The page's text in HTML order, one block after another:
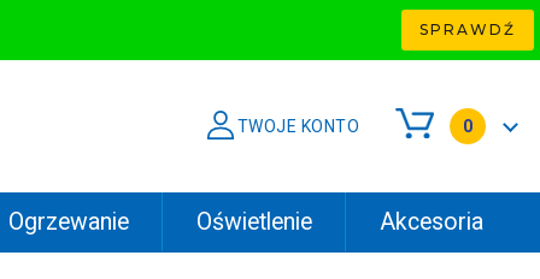
SPRAWDŹ
TWOJE KONTO 0
Ogrzewanie Oświetlenie Akcesoria